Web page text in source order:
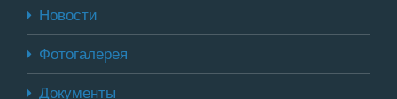
Новости
Фотогалерея
Документы